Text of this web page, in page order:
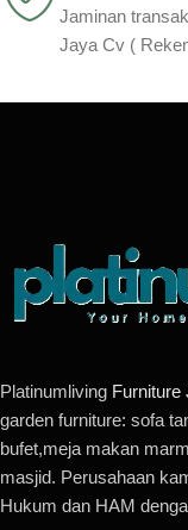
Jaminan
Jaya Cv (
Platinumliving Furniture
garden furniture: sofa
bufet,meja makan
masjid. Perusahaan
Hukum dan HAM